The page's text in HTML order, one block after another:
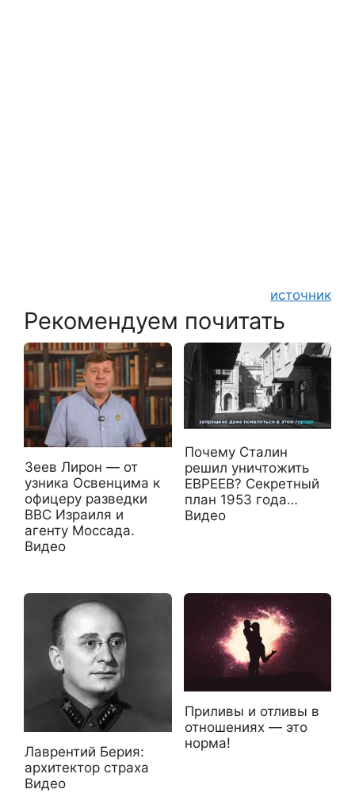
источник
Рекомендуем почитать
Зеев Лирон — от
узника Освенцима к
офицеру разведки
ВВС Израиля и
агенту Моссада.
Видео
Почему Сталин
решил уничтожить
ЕВРЕЕВ? Секретный
план 1953 года…
Видео
Лаврентий Берия:
архитектор страха
Видео
Приливы и отливы в
отношениях — это
норма!